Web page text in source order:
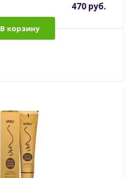
470 руб.
В корзину